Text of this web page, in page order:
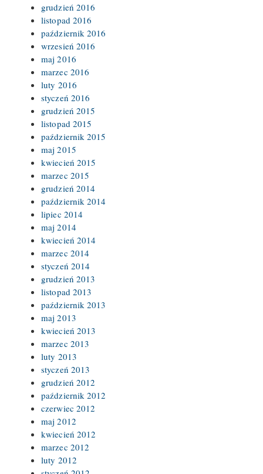
grudzień 2016
listopad 2016
październik 2016
wrzesień 2016
maj 2016
marzec 2016
luty 2016
styczeń 2016
grudzień 2015
listopad 2015
październik 2015
maj 2015
kwiecień 2015
marzec 2015
grudzień 2014
październik 2014
lipiec 2014
maj 2014
kwiecień 2014
marzec 2014
styczeń 2014
grudzień 2013
listopad 2013
październik 2013
maj 2013
kwiecień 2013
marzec 2013
luty 2013
styczeń 2013
grudzień 2012
październik 2012
czerwiec 2012
maj 2012
kwiecień 2012
marzec 2012
luty 2012